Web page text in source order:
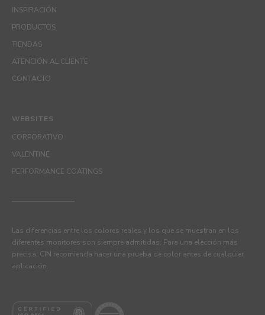
INSPIRACIÓN
PRODUCTOS
TIENDAS
ATENCIÓN AL CLIENTE
CONTACTO
WEBSITES
CORPORATIVO
VALENTINE
PERFORMANCE COATINGS
Las diferencias entre los colores reales y los que se muestran en los
diferentes monitores son siempre admitidas. Para una elección más
precisa, CIN recomienda hacer una prueba de color antes de cualquier
aplicación.